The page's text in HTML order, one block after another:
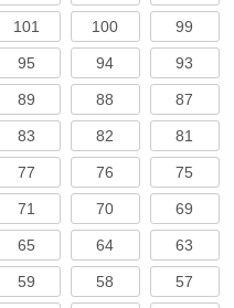
101 100 99
95 94 93
89 88 87
83 82 81
77 76 75
71 70 69
65 64 63
59 58 57